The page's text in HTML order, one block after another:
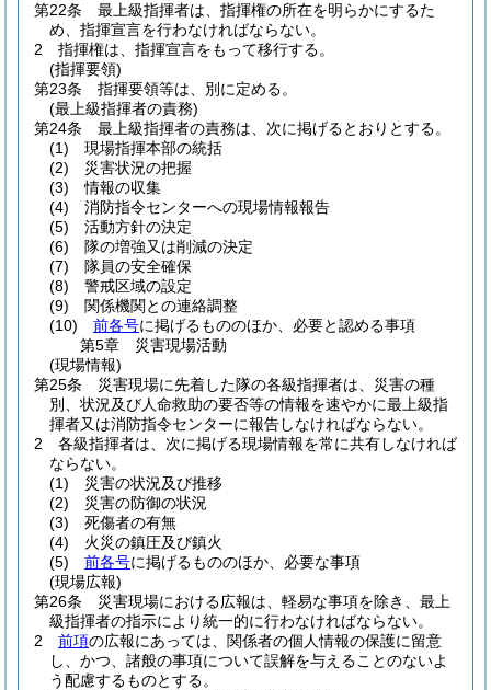
第22条
最上級指揮者は、指揮権の所在を明らかにするた
め、指揮宣言を行わなければならない。
2
指揮権は、指揮宣言をもって移行する。
(指揮要領)
第23条
指揮要領等は、別に定める。
(最上級指揮者の責務)
第24条
最上級指揮者の責務は、次に掲げるとおりとする。
(1)
現場指揮本部の統括
(2)
災害状況の把握
(3)
情報の収集
(4)
消防指令センターへの現場情報報告
(5)
活動方針の決定
(6)
隊の増強又は削減の決定
(7)
隊員の安全確保
(8)
警戒区域の設定
(9)
関係機関との連絡調整
(10)
前各号に掲げるもののほか、必要と認める事項
第5章
災害現場活動
(現場情報)
第25条
災害現場に先着した隊の各級指揮者は、災害の種
別、状況及び人命救助の要否等の情報を速やかに最上級指
揮者又は消防指令センターに報告しなければならない。
2
各級指揮者は、次に掲げる現場情報を常に共有しなければ
ならない。
(1)
災害の状況及び推移
(2)
災害の防御の状況
(3)
死傷者の有無
(4)
火災の鎮圧及び鎮火
(5)
前各号に掲げるもののほか、必要な事項
(現場広報)
第26条
災害現場における広報は、軽易な事項を除き、最上
級指揮者の指示により統一的に行わなければならない。
2
前項の広報にあっては、関係者の個人情報の保護に留意
し、かつ、諸般の事項について誤解を与えることのないよ
う配慮するものとする。